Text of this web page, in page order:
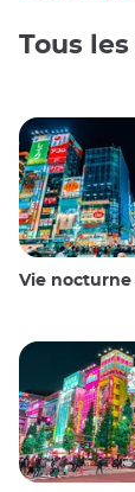
Tous
Vie nocturne au